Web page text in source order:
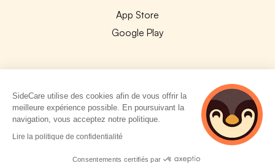
App Store
Google Play
© 2026 SideCare. Tous droits réservés.
SideCare utilise des cookies afin de vous offrir la
meilleure expérience possible. En poursuivant la
navigation, vous acceptez notre politique.
Lire la politique de confidentialité
Consentements certifiés par
4 personnes
consultent
actuellement cette